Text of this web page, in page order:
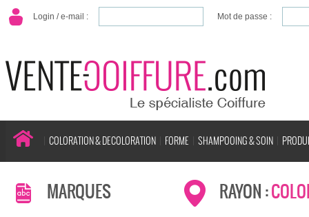
Login / e-mail : Mot de passe :
COLORATION & DECOLORATION FORME SHAMPOOING & SOIN
MARQUES RAYON :